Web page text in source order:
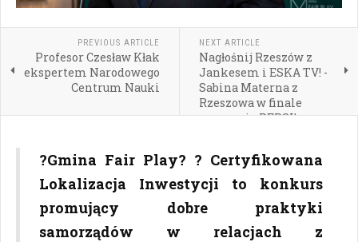
PREVIOUS ARTICLE
Profesor Czesław Kłak
ekspertem Narodowego
Centrum Nauki
NEXT ARTICLE
Nagłośnij Rzeszów z
Jankesem i ESKA TV! -
Sabina Materna z
Rzeszowa w finale
wyzwania PEPSI!
?Gmina Fair Play? ? Certyfikowana
Lokalizacja Inwestycji to konkurs
promujący dobre praktyki
samorządów w relacjach z